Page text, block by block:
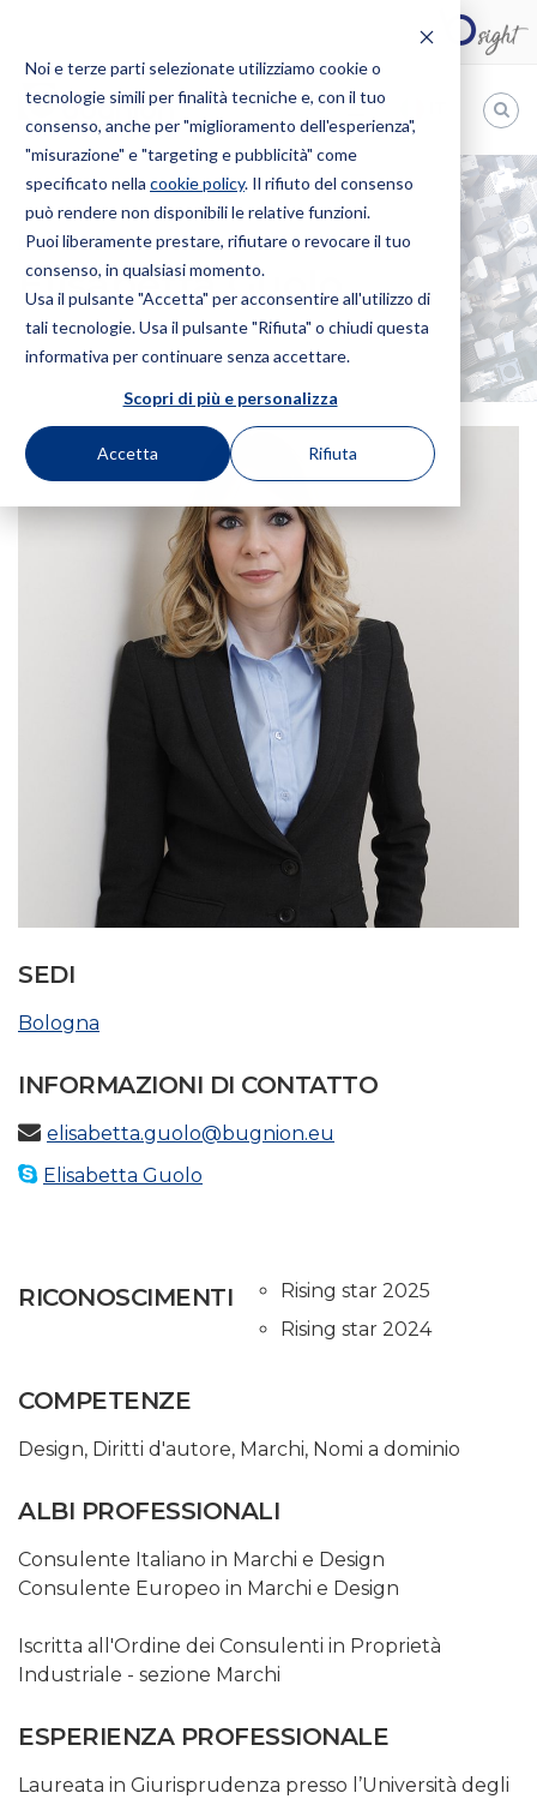
Noi e terze parti selezionate utilizziamo cookie o
tecnologie simili per finalità tecniche e, con il tuo
consenso, anche per "miglioramento dell'esperienza",
"misurazione" e "targeting e pubblicità" come
specificato nella cookie policy. Il rifiuto del consenso
può rendere non disponibili le relative funzioni.
Puoi liberamente prestare, rifiutare o revocare il tuo
consenso, in qualsiasi momento.
Usa il pulsante "Accetta" per acconsentire all'utilizzo di
tali tecnologie. Usa il pulsante "Rifiuta" o chiudi questa
informativa per continuare senza accettare.
Scopri di più e personalizza
Accetta Rifiuta
Bugnion
The
way
HOME PROFESSIONISTI ELISABETTA GUOLO
Elisabetta Guolo
SEDI
Bologna
INFORMAZIONI DI CONTATTO
elisabetta.guolo@bugnion.eu
Elisabetta Guolo
RICONOSCIMENTI
Rising star 2025
Rising star 2024
COMPETENZE
Design, Diritti d'autore, Marchi, Nomi a dominio
ALBI PROFESSIONALI
Consulente Italiano in Marchi e Design
Consulente Europeo in Marchi e Design
Iscritta all'Ordine dei Consulenti in Proprietà
Industriale - sezione Marchi
ESPERIENZA PROFESSIONALE
Laureata in Giurisprudenza presso l’Università degli